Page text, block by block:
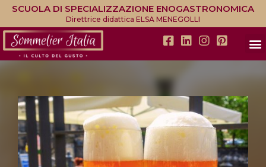
SCUOLA DI SPECIALIZZAZIONE ENOGASTRONOMICA
Direttrice didattica ELSA MENEGOLLI